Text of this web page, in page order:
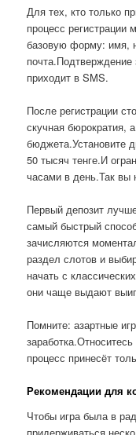
Для тех, кто только
процесс регистрации
базовую форму: имя,
приходит в SMS.
После регистрации
скучная бюрократия,
бюджета.Установите
50 тысяч тенге.И
часами в день.Так вы
Первый депозит
самый быстрый
зачисляются
раздел слотов и
начать с
они чаще выдают
Помните: азартные
процесс принесёт
Рекомендации для
Чтобы игра была в
придерживаться